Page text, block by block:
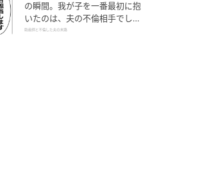
の瞬間。我が子を一番最初に抱
いたのは、夫の不倫相手でし
た。
助産師と不倫した夫の末路